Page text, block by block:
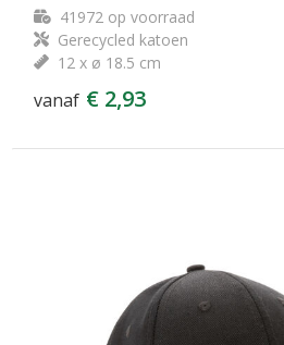
41972op voorraad
Gerecycled katoen
12 x ø 18.5 cm
vanaf € 2,93